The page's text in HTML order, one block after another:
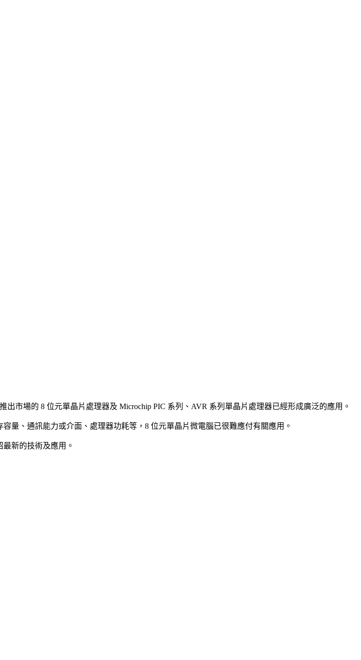
市場的 8 位元單晶片處理器及 Microchip PIC 系列、AVR 系列單晶片處理器已經形成廣泛的應用。
量、通訊能力或介面、處理器功耗等，8 位元單晶片微電腦已很難應付有關應用。
新的技術及應用。